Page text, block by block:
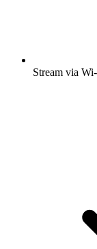
Stream via